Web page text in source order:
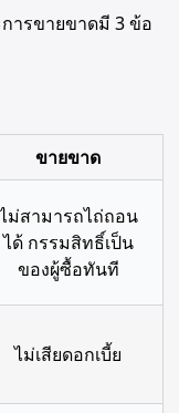
ารขายขาดมี 3 ข้อ
ขายขาด
ม่สามารถไถ่ถอน
ได้ กรรมสิทธิ์เป็น
ของผู้ซื้อทันที
ไม่เสียดอกเบี้ย